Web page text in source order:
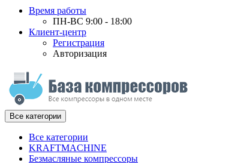
Время работы
ПН-ВС 9:00 - 18:00
Клиент-центр
Регистрация
Авторизация
Все категории
Все категории
KRAFTMACHINE
Безмасляные компрессоры